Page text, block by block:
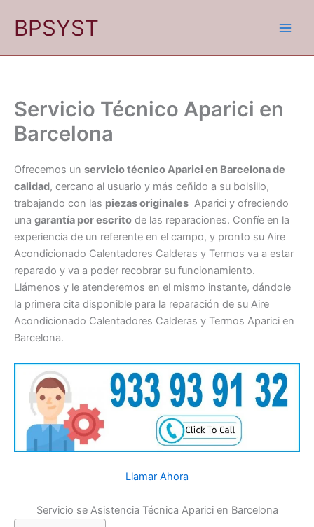
BPSYST
Servicio Técnico Aparici en
Barcelona
Ofrecemos un servicio técnico Aparici en Barcelona de
calidad, cercano al usuario y más ceñido a su bolsillo,
trabajando con las piezas originales Aparici y ofreciendo
una garantía por escrito de las reparaciones. Confíe en la
experiencia de un referente en el campo, y pronto su Aire
Acondicionado Calentadores Calderas y Termos va a estar
reparado y va a poder recobrar su funcionamiento.
Llámenos y le atenderemos en el mismo instante, dándole
la primera cita disponible para la reparación de su Aire
Acondicionado Calentadores Calderas y Termos Aparici en
Barcelona.
Llamar Ahora
Servicio se Asistencia Técnica Aparici en Barcelona